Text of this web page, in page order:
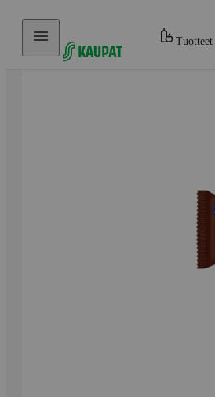
Hyppää sisältöön
Tuotteet